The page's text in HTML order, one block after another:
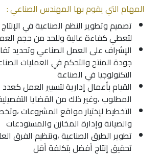
المهام التي يقوم بها المهندس الصناعي :
تصميم وتطوير النظم الصناعية في
لتعطي كفاءة عالية وللحد من حجم
الإشراف على العمل الصناعي وتحديد
جودة المنتج والتحكم في العمليات
التكنولوجيا في الصناعة
القيام بأعمال إدارية لتسيير العمل
المطلوب ،وغير ذلك من القضايا
التخطيط لإختيار مواقع المشروعات
والصيانة وإدارة المخازن والمستودعات
تطوير الطرق الصناعية ،وتنظيم الفرق
تحقيق إنتاج أفضل بتكلفة أقل